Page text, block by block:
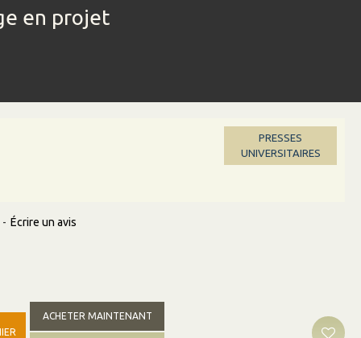
en projet
PRESSES
UNIVERSITAIRES
- Écrire un avis
ACHETER MAINTENANT